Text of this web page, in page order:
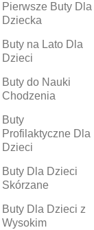
Pierwsze Buty Dla
Dziecka
Buty na Lato Dla
Dzieci
Buty do Nauki
Chodzenia
Buty
Profilaktyczne Dla
Dzieci
Buty Dla Dzieci
Skórzane
Buty Dla Dzieci z
Wysokim